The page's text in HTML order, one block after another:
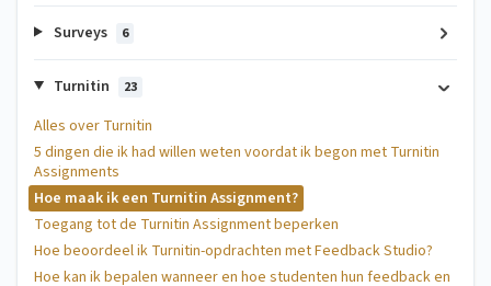
Surveys 6
Turnitin 23
Alles over Turnitin
5 dingen die ik had willen weten voordat ik begon met Turnitin
Assignments
Hoe maak ik een Turnitin Assignment?
Toegang tot de Turnitin Assignment beperken
Hoe beoordeel ik Turnitin-opdrachten met Feedback Studio?
Hoe kan ik bepalen wanneer en hoe studenten hun feedback en